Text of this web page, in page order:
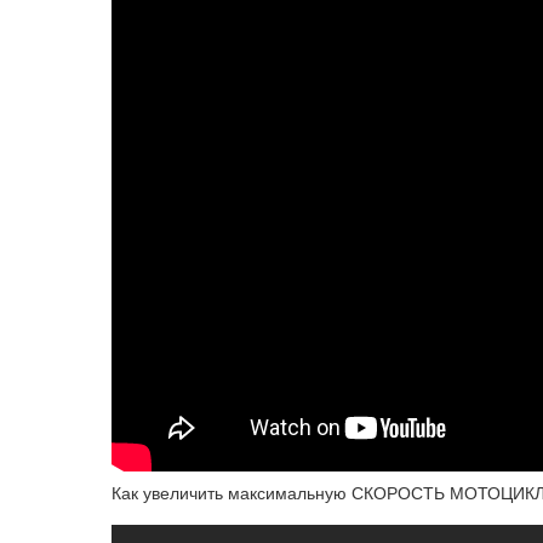
Как увеличить максимальную СКОРОСТЬ